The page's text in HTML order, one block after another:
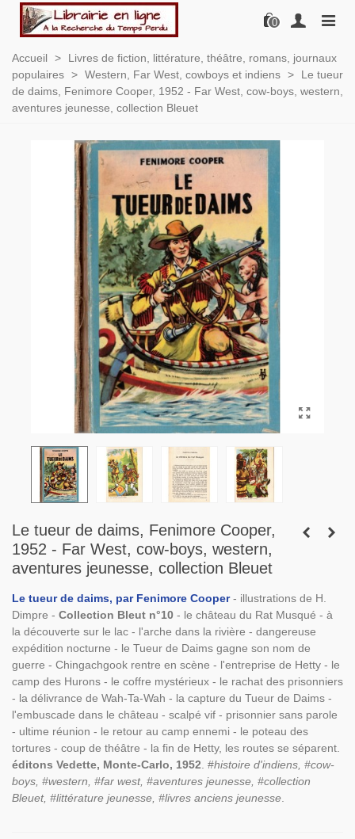
0
Accueil >
Livres de fiction, littérature, théâtre, romans, journaux
populaires > Western, Far West, cowboys et indiens >
Le tueur
de daims, Fenimore Cooper, 1952 - Far West, cow-boys, western,
aventures jeunesse, collection Bleuet
Le tueur de daims, Fenimore Cooper,
1952 - Far West, cow-boys, western,
aventures jeunesse, collection Bleuet
Le tueur de daims, par Fenimore Cooper- illustrations de H.
Dimpre - Collection Bleut n°10 - le château du Rat Musqué - à
la découverte sur le lac - l'arche dans la rivière - dangereuse
expédition nocturne - le Tueur de Daims gagne son nom de
guerre - Chingachgook rentre en scène - l'entreprise de Hetty - le
camp des Hurons - le coffre mystérieux - le rachat des prisonniers
- la délivrance de Wah-Ta-Wah - la capture du Tueur de Daims -
l'embuscade dans le château - scalpé vif - prisonnier sans parole
- ultime réunion - le retour au camp ennemi - le poteau des
tortures - coup de théâtre - la fin de Hetty, les routes se séparent.
éditons Vedette, Monte-Carlo, 1952 . #histoire d'indiens, #cow-
boys, #western, #far west, #aventures jeunesse, #collection
Bleuet, #littérature jeunesse, #livres anciens jeunesse